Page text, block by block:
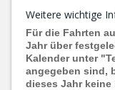
Weitere wichtige
Für die Fahrten
Jahr über
Kalender unter
angegeben sind,
dieses Jahr